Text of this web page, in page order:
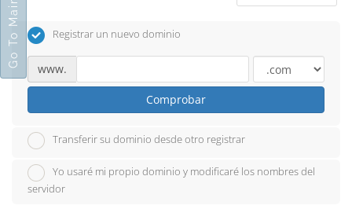
Registrar un nuevo dominio
www.
Comprobar
Transferir su dominio desde otro registrar
Yo usaré mi propio dominio y modificaré los nombres del
servidor